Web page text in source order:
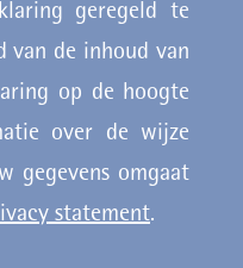
geregeld te
van de inhoud van
op de hoogte
over de wijze
gegevens omgaat
statement.